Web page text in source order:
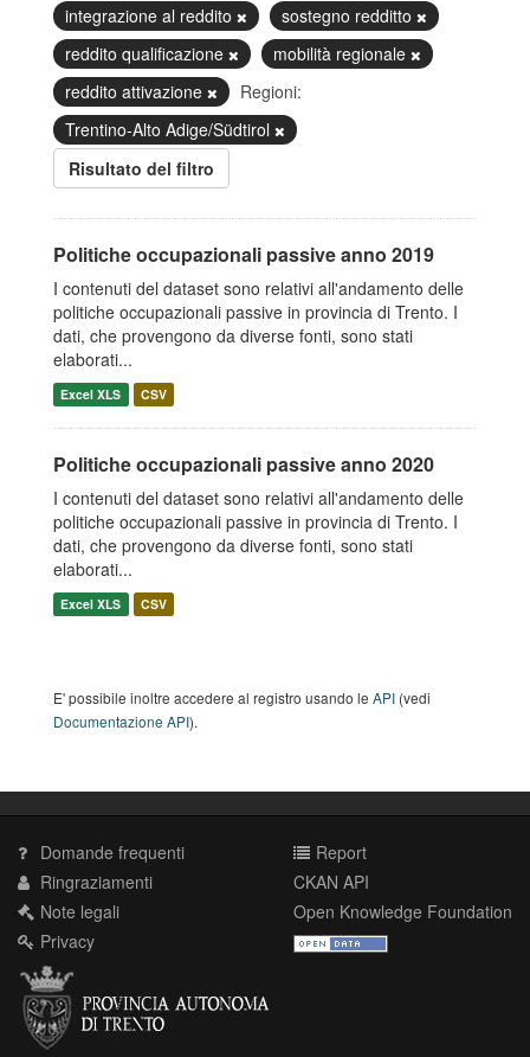
integrazione al reddito
sostegno redditto
reddito qualificazione
mobilità regionale
reddito attivazione
Regioni:
Trentino-Alto Adige/Südtirol
Risultato del filtro
Politiche occupazionali passive anno 2019
I contenuti del dataset sono relativi all'andamento delle
politiche occupazionali passive in provincia di Trento. I
dati, che provengono da diverse fonti, sono stati
elaborati...
Excel XLS CSV
Politiche occupazionali passive anno 2020
I contenuti del dataset sono relativi all'andamento delle
politiche occupazionali passive in provincia di Trento. I
dati, che provengono da diverse fonti, sono stati
elaborati...
Excel XLS CSV
E' possibile inoltre accedere al registro usando le API (vedi
Documentazione API).
Domande frequenti
Ringraziamenti
Note legali
Privacy
Report
CKAN API
Open Knowledge Foundation